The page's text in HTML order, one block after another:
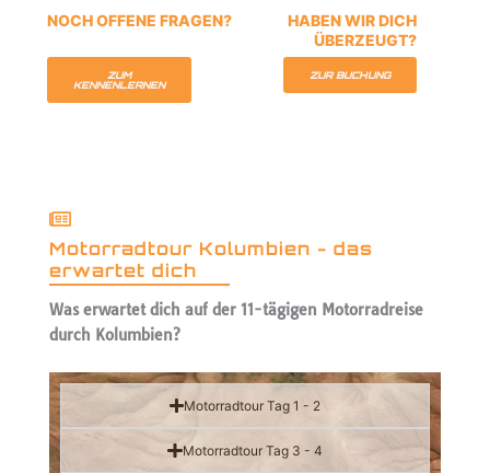
NOCH OFFENE FRAGEN?
HABEN WIR DICH
ÜBERZEUGT?
ZUM
KENNENLERNEN
ZUR BUCHUNG
Motorradtour Kolumbien - das
erwartet dich
Was erwartet dich auf der 11-tägigen Motorradreise
durch Kolumbien?
Motorradtour Tag 1 - 2
Motorradtour Tag 3 - 4